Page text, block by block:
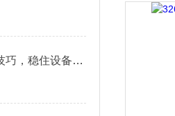
除尘滤芯选型核心技巧，稳住设备除尘工况